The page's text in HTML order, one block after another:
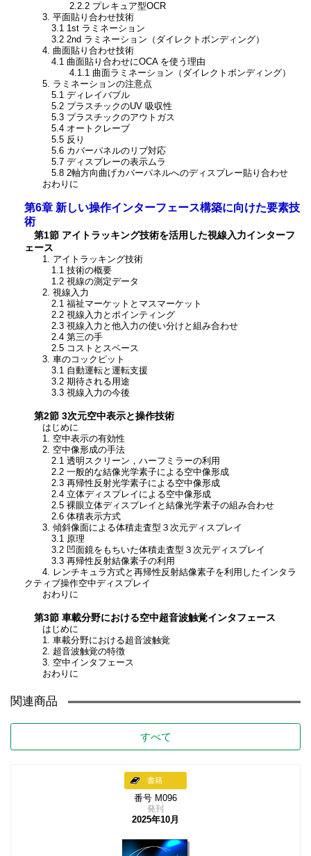
2.2.2 プレキュア型OCR
3. 平面貼り合わせ技術
3.1 1st ラミネーション
3.2 2nd ラミネーション（ダイレクトボンディング）
4. 曲面貼り合わせ技術
4.1 曲面貼り合わせにOCA を使う理由
4.1.1 曲面ラミネーション（ダイレクトボンディング）
5. ラミネーションの注意点
5.1 ディレイバブル
5.2 プラスチックのUV 吸収性
5.3 プラスチックのアウトガス
5.4 オートクレーブ
5.5 反り
5.6 カバーパネルのリブ対応
5.7 ディスプレーの表示ムラ
5.8 2軸方向曲げカバーパネルへのディスプレー貼り合わせ
おわりに
第6章 新しい操作インターフェース構築に向けた要素技
術
第1節 アイトラッキング技術を活用した視線入力インターフ
ェース
1. アイトラッキング技術
1.1 技術の概要
1.2 視線の測定データ
2. 視線入力
2.1 福祉マーケットとマスマーケット
2.2 視線入力とポインティング
2.3 視線入力と他入力の使い分けと組み合わせ
2.4 第三の手
2.5 コストとスペース
3. 車のコックピット
3.1 自動運転と運転支援
3.2 期待される用途
3.3 視線入力の今後
第2節 3次元空中表示と操作技術
はじめに
1. 空中表示の有効性
2. 空中像形成の手法
2.1 透明スクリーン，ハーフミラーの利用
2.2 一般的な結像光学素子による空中像形成
2.3 再帰性反射光学素子による空中像形成
2.4 立体ディスプレイによる空中像形成
2.5 裸眼立体ディスプレイと結像光学素子の組み合わせ
2.6 体積表示方式
3. 傾斜像面による体積走査型３次元ディスプレイ
3.1 原理
3.2 凹面鏡をもちいた体積走査型３次元ディスプレイ
3.3 再帰性反射結像素子の利用
4. レンチキュラ方式と再帰性反射結像素子を利用したインタラ
クティブ操作空中ディスプレイ
おわりに
第3節 車載分野における空中超音波触覚インタフェース
はじめに
1. 車載分野における超音波触覚
2. 超音波触覚の特徴
3. 空中インタフェース
おわりに
関連商品
すべて
書籍
番号 M096
発刊
2025年10月